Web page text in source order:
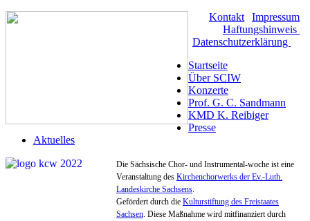
Kontakt Impressum
Haftungshinweis
Datenschutzerklärung
Startseite
Über SCIW
Konzerte
Prof. G. C. Sandmann
KMD K. Reibiger
Presse
Aktuelles
Die Sächsische Chor- und Instrumental-woche ist eine
Veranstaltung des Kirchenchorwerks der Ev.-Luth.
Landeskirche Sachsens.
Gefördert durch die Kulturstiftung des Freistaates
Sachsen. Diese Maßnahme wird mitfinanziert durch